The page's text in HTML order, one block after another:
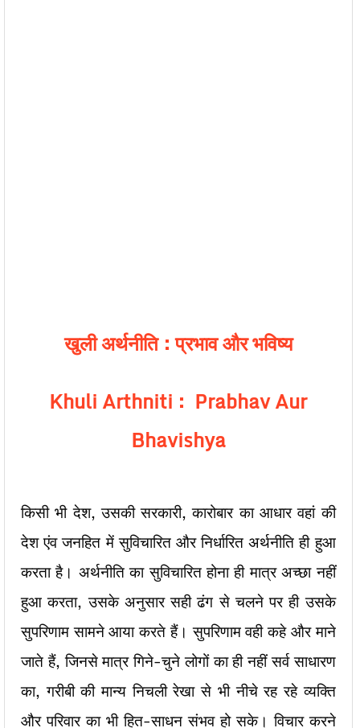
खुली अर्थनीति : प्रभाव और भविष्य
Khuli Arthniti : Prabhav Aur
Bhavishya
किसी भी देश, उसकी सरकारी, कारोबार का आधार वहां की
देश एंव जनहित में सुविचारित और निर्धारित अर्थनीति ही हुआ
करता है। अर्थनीति का सुविचारित होना ही मात्र अच्छा नहीं
हुआ करता, उसके अनुसार सही ढंग से चलने पर ही उसके
सुपरिणाम सामने आया करते हैं। सुपरिणाम वही कहे और माने
जाते हैं, जिनसे मात्र गिने-चुने लोगों का ही नहीं सर्व साधारण
का, गरीबी की मान्य निचली रेखा से भी नीचे रह रहे व्यक्ति
और परिवार का भी हित-साधन संभव हो सके। विचार करने